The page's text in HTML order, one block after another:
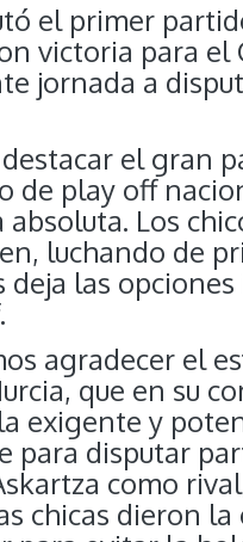
el primer
victoria para
jornada a
el gran
de play off
Los
luchando de
las
agradecer el
que en su
exigente y
para disputar
como
chicas dieron